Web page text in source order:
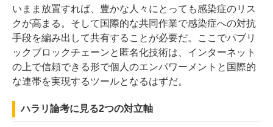
いまま放置すれば、豊かな人々にとっても感染症のリス
クが高まる。そして国際的な共同作業で感染症への対抗
手段を編み出して共有することが必要だ。ここでパブリ
ックブロックチェーンと匿名化技術は、インターネット
の上で信頼できる形で個人のエンパワーメントと国際的
な連帯を実現するツールとなるはずだ。
ハラリ論考に見る2つの対立軸